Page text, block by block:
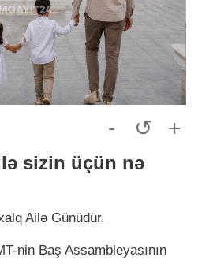
- ↺ +
sizin üçün nə
Ailə Günüdür.
nin Baş Assambleyasının